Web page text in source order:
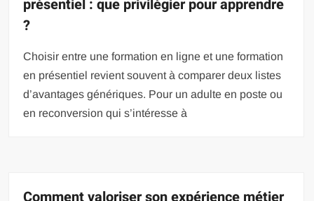
présentiel : que privilégier pour apprendre
?
Choisir entre une formation en ligne et une formation
en présentiel revient souvent à comparer deux listes
d’avantages génériques. Pour un adulte en poste ou
en reconversion qui s’intéresse à
Comment valoriser son expérience métier